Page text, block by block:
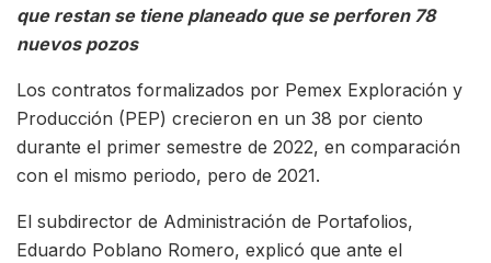
que restan se tiene planeado que se perforen 78
nuevos pozos
Los contratos formalizados por Pemex Exploración y
Producción (PEP) crecieron en un 38 por ciento
durante el primer semestre de 2022, en comparación
con el mismo periodo, pero de 2021.
El subdirector de Administración de Portafolios,
Eduardo Poblano Romero, explicó que ante el